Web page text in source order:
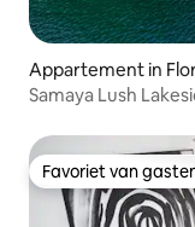
Appartement in
Samaya Lush
Favoriet van
Favoriet van